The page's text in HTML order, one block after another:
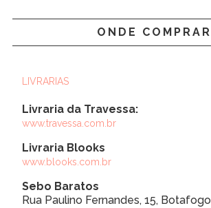
ONDE COMPRAR
LIVRARIAS
Livraria da Travessa:
www.travessa.com.br
Livraria Blooks
www.blooks.com.br
Sebo Baratos
Rua Paulino Fernandes, 15, Botafogo